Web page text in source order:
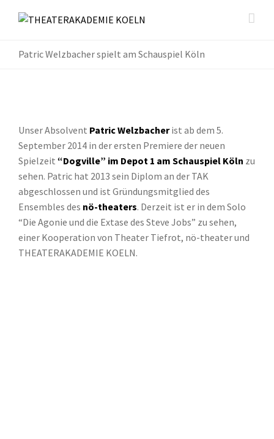
Patric Welzbacher spielt am Schauspiel Köln
Unser Absolvent Patric Welzbacherist ab dem 5.
September 2014 in der ersten Premiere der neuen
Spielzeit “Dogville” im Depot 1 am Schauspiel Köln zu
sehen. Patric hat 2013 sein Diplom an der TAK
abgeschlossen und ist Gründungsmitglied des
Ensembles des nö-theaters. Derzeit ist er in dem Solo
“Die Agonie und die Extase des Steve Jobs” zu sehen,
einer Kooperation von Theater Tiefrot, nö-theater und
THEATERAKADEMIE KOELN.